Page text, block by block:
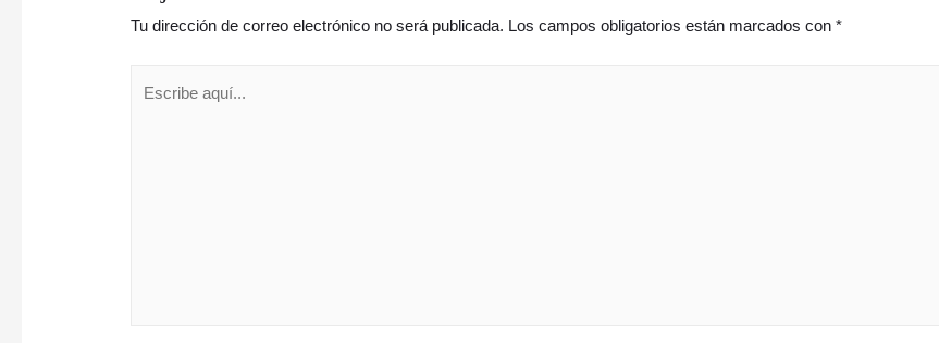
Tu dirección de correo electrónico no será publicada. Los campos obligatorios están marcados con*